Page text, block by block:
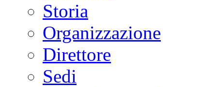
Storia
Organizzazione
Direttore
Sedi